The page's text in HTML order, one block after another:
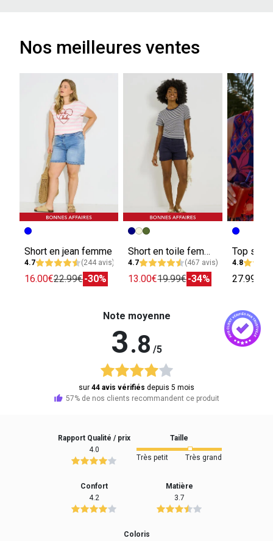
Nos meilleures ventes
Short en jean femme
4.7 (244 avis)
16.00€22.99€-30%
Short en toile femme
4.7 (467 avis)
13.00€19.99€-34%
4.8
27.99€
Note moyenne
3.8 /5
sur 44 avis vérifiés depuis 5 mois
57% de nos clients recommandent ce produit
Rapport Qualité / prix
4.0
Taille
Très petit Très grand
Confort
4.2
Matière
3.7
Coloris